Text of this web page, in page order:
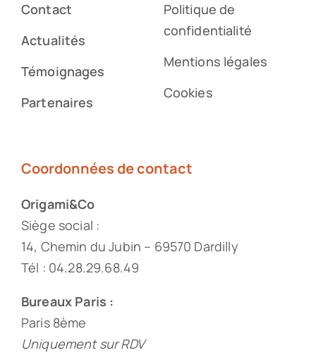
Contact
Actualités
Témoignages
Partenaires
Politique de
confidentialité
Mentions légales
Cookies
Coordonnées de contact
Origami&Co
Siège social :
14, Chemin du Jubin – 69570 Dardilly
Tél : 04.28.29.68.49
Bureaux Paris :
Paris 8ème
Uniquement sur RDV